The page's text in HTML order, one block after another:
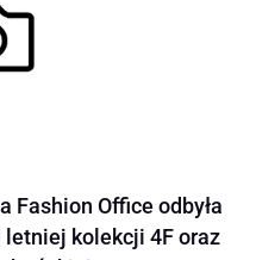
Fashion Office odbyła
kolekcji 4F oraz